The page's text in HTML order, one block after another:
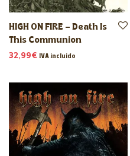
HIGH ON FIRE – Death Is
This Communion
32,99€ IVA incluido